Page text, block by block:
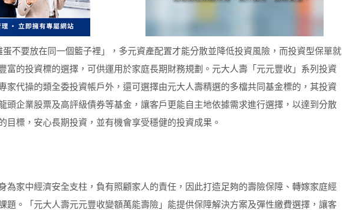
不要放在同一個籃子裡」，多元資產配置才能分散並降低投資風險，而投資型保單就
富的投資標的選擇，可供運用於家庭長期財務規劃。元大人壽「元元豐收」系列投資
家代操的類全委投資帳戶外，還可選擇由元大人壽精選的多檔共同基金標的，其投資
頭企業股票及高評級債券等基金，讓客戶更能自主地依據需求進行選擇，以達到分散
目標，安心長期投資，並有機會享受穩健的投資成果。
為家中經濟安全支柱，負有照顧家人的責任，因此打造足夠的壽險保障、轉嫁家庭經
題。「元大人壽元元豐收變額萬能壽險」能提供保障解決方案及彈性繳費選擇，讓客